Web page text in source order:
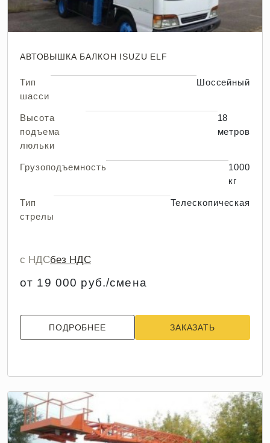
АВТОВЫШКА БАЛКОН ISUZU ELF
Тип
шасси
Шоссейный
Высота
подъема
люльки
18
метров
Грузоподъемность
1000
кг
Тип
стрелы
Телескопическая
с НДСбез НДС
от 19 000 руб./смена
ПОДРОБНЕЕ ЗАКАЗАТЬ